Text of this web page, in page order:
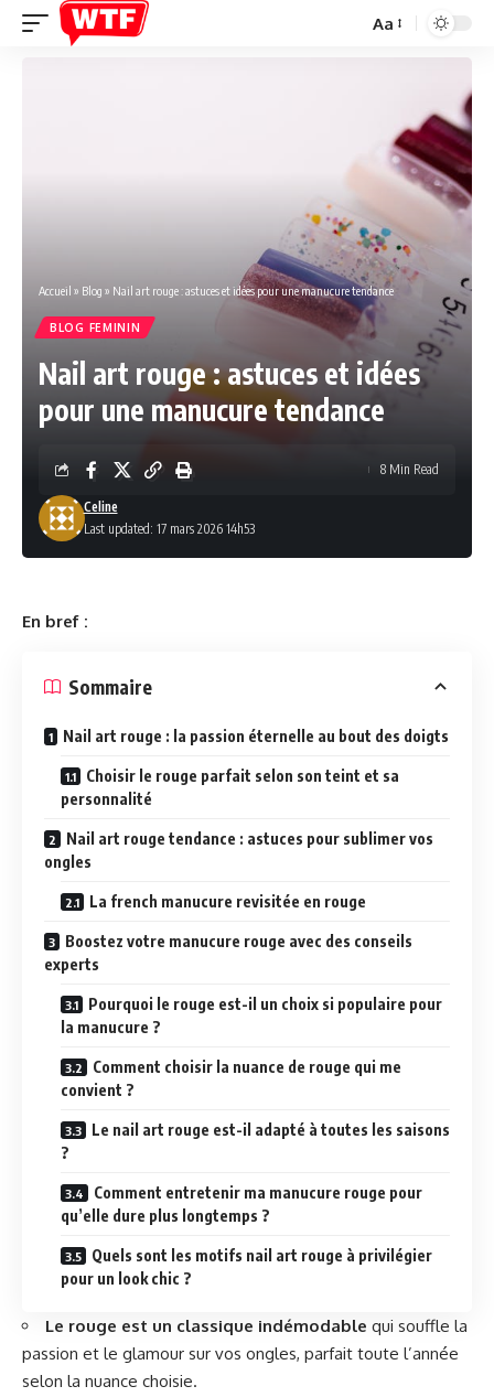
Font
Aa
Accueil » Blog » Nail art rouge : astuces et idées pour une manucure tendance
BLOG FEMININ
Nail art rouge : astuces et idées
pour une manucure tendance
Last updated: 17 mars 2026 14h53
Celine
8 Min Read
En bref :
Sommaire
Nail art rouge : la passion éternelle au bout des doigts
Choisir le rouge parfait selon son teint et sa
personnalité
Nail art rouge tendance : astuces pour sublimer vos
ongles
La french manucure revisitée en rouge
Boostez votre manucure rouge avec des conseils
experts
Pourquoi le rouge est-il un choix si populaire pour
la manucure ?
Comment choisir la nuance de rouge qui me
convient ?
Le nail art rouge est-il adapté à toutes les saisons
?
Comment entretenir ma manucure rouge pour
qu’elle dure plus longtemps ?
Quels sont les motifs nail art rouge à privilégier
pour un look chic ?
Le rouge est un classique indémodable qui souffle la
passion et le glamour sur vos ongles, parfait toute l’année
selon la nuance choisie.